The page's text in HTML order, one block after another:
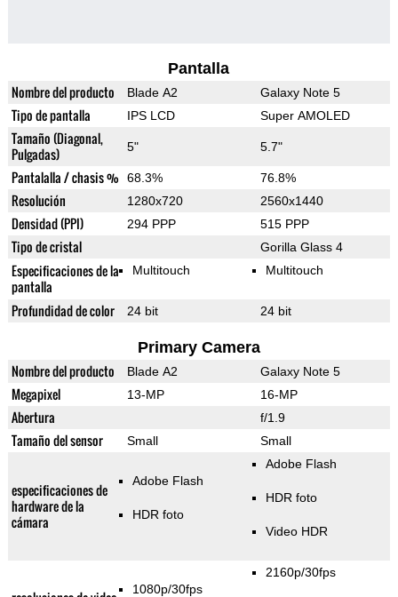
Pantalla
Nombre del producto Blade A2 Galaxy Note 5
Tipo de pantalla IPS LCD Super AMOLED
Tamaño (Diagonal,
Pulgadas)
5" 5.7"
Pantalalla / chasis % 68.3% 76.8%
Resolución 1280x720 2560x1440
Densidad (PPI) 294 PPP 515 PPP
Tipo de cristal Gorilla Glass 4
Especificaciones de la
pantalla
Multitouch Multitouch
Profundidad de color 24 bit 24 bit
Primary Camera
Nombre del producto Blade A2 Galaxy Note 5
Megapixel 13-MP 16-MP
Abertura f/1.9
Tamaño del sensor Small Small
especificaciones de
hardware de la
cámara
Adobe Flash
HDR foto
Adobe Flash
HDR foto
Video HDR
1080p/30fps
2160p/30fps